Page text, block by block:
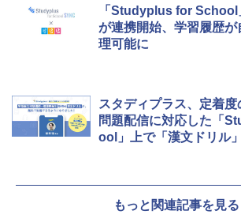
「Studyplus for School
が連携開始、学習履歴
理可能に
スタディプラス、定着
問題配信に対応した「
ool」上で「漢文ドリル
もっと関連記事を見る